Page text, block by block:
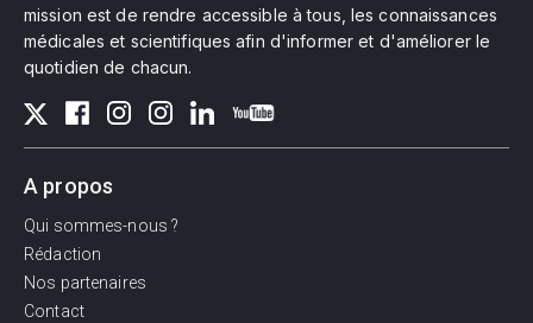
mission est de rendre accessible à tous, les connaissances
médicales et scientifiques afin d'informer et d'améliorer le
quotidien de chacun.
A propos
Qui sommes-nous ?
Rédaction
Nos partenaires
Contact